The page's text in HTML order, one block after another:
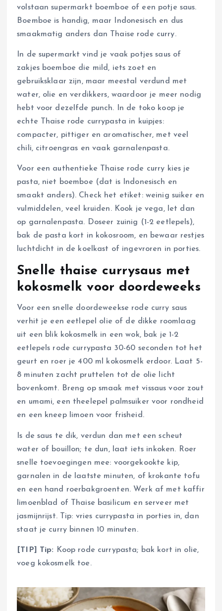
volstaan supermarkt boemboe of een potje saus.
Boemboe is handig, maar Indonesisch en dus
smaakmatig anders dan Thaise rode curry.
In de supermarkt vind je vaak potjes saus of
zakjes boemboe die mild, iets zoet en
gebruiksklaar zijn, maar meestal verdund met
water, olie en verdikkers, waardoor je meer nodig
hebt voor dezelfde punch. In de toko koop je
echte Thaise rode currypasta in kuipjes:
compacter, pittiger en aromatischer, met veel
chili, citroengras en vaak garnalenpasta.
Voor een authentieke Thaise rode curry kies je
pasta, niet boemboe (dat is Indonesisch en
smaakt anders). Check het etiket: weinig suiker en
vulmiddelen, veel kruiden. Kook je vega, let dan
op garnalenpasta. Doseer zuinig (1-2 eetlepels),
bak de pasta kort in kokosroom, en bewaar restjes
luchtdicht in de koelkast of ingevroren in porties.
Snelle thaise currysaus met
kokosmelk voor doordeweeks
Voor een snelle doordeweekse rode curry saus
verhit je een eetlepel olie of de dikke roomlaag
uit een blik kokosmelk in een wok, bak je 1-2
eetlepels rode currypasta 30-60 seconden tot het
geurt en roer je 400 ml kokosmelk erdoor. Laat 5-
8 minuten zacht pruttelen tot de olie licht
bovenkomt. Breng op smaak met vissaus voor zout
en umami, een theelepel palmsuiker voor rondheid
en een kneep limoen voor frisheid.
Is de saus te dik, verdun dan met een scheut
water of bouillon; te dun, laat iets inkoken. Roer
snelle toevoegingen mee: voorgekookte kip,
garnalen in de laatste minuten, of krokante tofu
en een hand roerbakgroenten. Werk af met kaffir
limoenblad of Thaise basilicum en serveer met
jasmijnrijst. Tip: vries currypasta in porties in, dan
staat je curry binnen 10 minuten.
[TIP] Tip: Koop rode currypasta; bak kort in olie,
voeg kokosmelk toe.